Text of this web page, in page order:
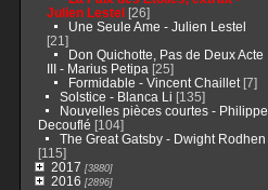
Julien Lestel[26]
Une Seule Ame - Julien Lestel
[21]
Don Quichotte, Pas de Deux Acte
III - Marius Petipa [25]
Formidable - Vincent Chaillet[7]
Solstice - Blanca Li [135]
Nouvelles pièces courtes - Philippe
Decouflé [104]
The Great Gatsby - Dwight Rodhen
[115]
2017 [3880]
2016 [2896]